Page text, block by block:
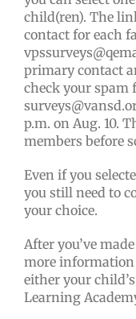
child(ren). The
contact for each
primary contact
check your spam
p.m. on Aug. 10.
members before
Even if you
you still need to
your choice.
After you’ve
more
either your
Learning